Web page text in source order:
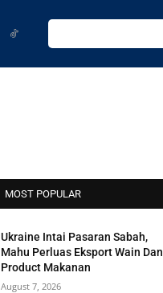
MOST POPULAR
Ukraine Intai Pasaran Sabah,
Mahu Perluas Eksport Wain Dan
Product Makanan
August 7, 2026